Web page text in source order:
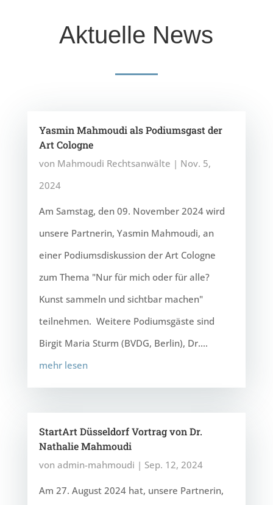
Aktuelle News
Yasmin Mahmoudi als Podiumsgast der
Art Cologne
von Mahmoudi Rechtsanwälte | Nov. 5,
2024
Am Samstag, den 09. November 2024 wird
unsere Partnerin, Yasmin Mahmoudi, an
einer Podiumsdiskussion der Art Cologne
zum Thema "Nur für mich oder für alle?
Kunst sammeln und sichtbar machen"
teilnehmen. Weitere Podiumsgäste sind
Birgit Maria Sturm (BVDG, Berlin), Dr....
mehr lesen
StartArt Düsseldorf Vortrag von Dr.
Nathalie Mahmoudi
von admin-mahmoudi | Sep. 12, 2024
Am 27. August 2024 hat, unsere Partnerin,